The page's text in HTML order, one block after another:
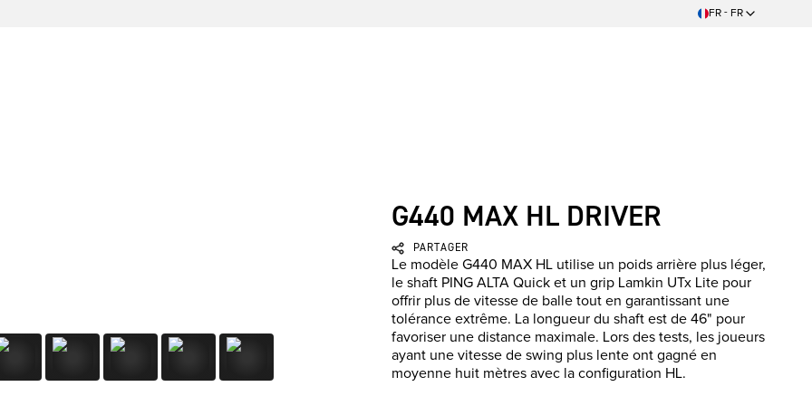
FR - FR
G440 MAX HL DRIVER
PARTAGER
Le modèle G440 MAX HL utilise un poids arrière plus léger,
le shaft PING ALTA Quick et un grip Lamkin UTx Lite pour
offrir plus de vitesse de balle tout en garantissant une
tolérance extrême. La longueur du shaft est de 46" pour
favoriser une distance maximale. Lors des tests, les joueurs
ayant une vitesse de swing plus lente ont gagné en
moyenne huit mètres avec la configuration HL.